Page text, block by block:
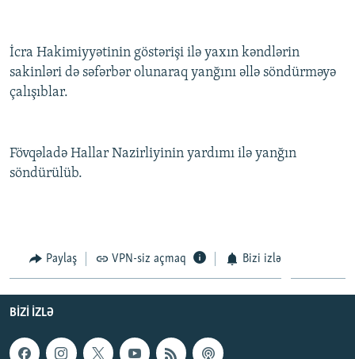
KARIKATURA
İSLAM VƏ DEMOKRATIYA
İZ - MƏDƏNIYYƏT PROQRAMI
PEŞƏ ETIKASI VƏ JURNALISTIKA STANDARTLARIMIZ
MATERIALLARIMIZDAN ISTIFADƏ
AZADLIQRADIOSU MOBIL TELEFONUNUZDA
XƏBƏR BÜLLETENLƏRIMIZ
İcra Hakimiyyətinin göstərişi ilə yaxın kəndlərin
sakinləri də səfərbər olunaraq yanğını əllə söndürməyə
çalışıblar.
Fövqəladə Hallar Nazirliyinin yardımı ilə yanğın
söndürülüb.
Paylaş VPN-siz açmaq Bizi izlə
BIZI IZLƏ